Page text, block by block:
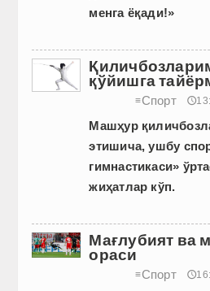
менга ёқади!»
қўйишга
≡Спорт
Машҳур
этишича, ушбу
гимнастикаси»
жиҳатлар кўп.
Мағлубият ва
ораси
≡Спорт